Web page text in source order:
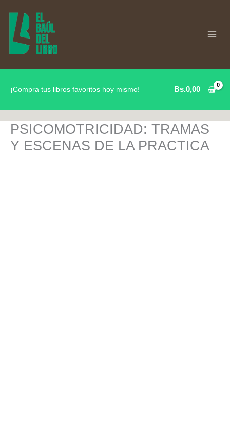
contenido
¡Compra tus libros favoritos hoy mismo! Bs.0,00
PSICOMOTRICIDAD: TRAMAS
Y ESCENAS DE LA PRACTICA